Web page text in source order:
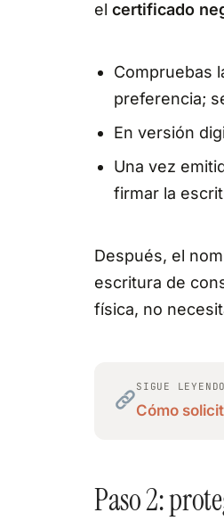
el certificado
Compruebas
preferencia;
En versión
Una vez
firmar la
Después, el
escritura de
física, no
SIGUE LEYENDO
Cómo
Paso 2: